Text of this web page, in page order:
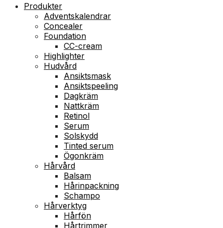
Produkter
Adventskalendrar
Concealer
Foundation
CC-cream
Highlighter
Hudvård
Ansiktsmask
Ansiktspeeling
Dagkräm
Nattkräm
Retinol
Serum
Solskydd
Tinted serum
Ögonkräm
Hårvård
Balsam
Hårinpackning
Schampo
Hårverktyg
Hårfön
Hårtrimmer